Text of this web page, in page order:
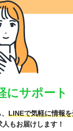
にサポート
LINEで気軽に情報
もお届けします！